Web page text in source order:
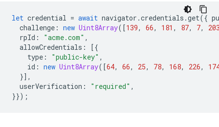
let credential = await navigator .credentials .get({
challenge : new Uint8Array([139, 66, 181 , 87, 7,
rpId : "acme.com" ,
allowCredentials :
[{
type : "public-key" ,
id : new Uint8Array([64, 66, 25, 78, 168, 226,
}],
userVerification : "required" ,
}});